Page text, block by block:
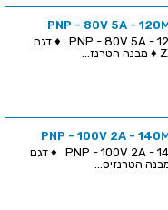
טרנזיסטור PNP - 80V 5A - 120MHZ - SMD ♦ דגם
טרנזיסטור PNP - 100V 2A - 140MHZ - SMD ♦ דגם